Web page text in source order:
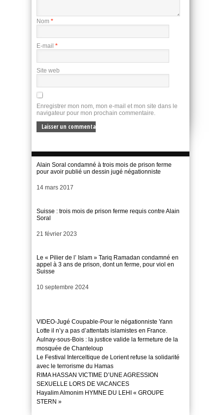
Nom *
E-mail *
Site web
Enregistrer mon nom, mon e-mail et mon site dans le
navigateur pour mon prochain commentaire.
Alain Soral condamné à trois mois de prison ferme
pour avoir publié un dessin jugé négationniste
Date
14 mars 2017
Suisse : trois mois de prison ferme requis contre Alain
Soral
Date
21 février 2023
Le « Pilier de l’ Islam » Tariq Ramadan condamné en
appel à 3 ans de prison, dont un ferme, pour viol en
Suisse
Date
10 septembre 2024
VIDEO-Jugé Coupable-Pour le négationniste Yann
Lotte il n’y a pas d’attentats islamistes en France.
Aulnay-sous-Bois : la justice valide la fermeture de la
mosquée de Chanteloup
Le Festival Interceltique de Lorient refuse la solidarité
avec le terrorisme du Hamas
RIMA HASSAN VICTIME D’UNE AGRESSION
SEXUELLE LORS DE VACANCES
Hayalim Almonim HYMNE DU LEHI « GROUPE
STERN »